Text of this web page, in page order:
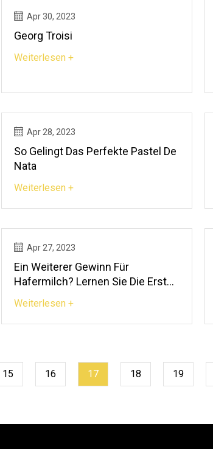
Apr 30, 2023
Georg Troisi
Weiterlesen +
Apr 28, 2023
So Gelingt Das Perfekte Pastel De
Nata
Weiterlesen +
Apr 27, 2023
Ein Weiterer Gewinn Für
Hafermilch? Lernen Sie Die Erste
Kennen
Weiterlesen +
15 16 17 18 19